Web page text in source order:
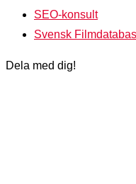
SEO-konsult
Svensk Filmdatabas
Dela med dig!